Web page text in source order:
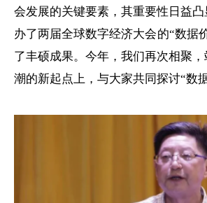
会发展的关键要素，其重要性日益凸
办了两届全球数字经济大会的“数据
了丰硕成果。今年，我们再次相聚
潮的新起点上 ， 与大家共同探讨“数